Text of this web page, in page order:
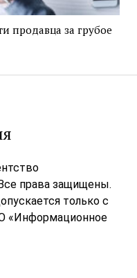
продавца за грубое
права защищены.
только с
«Информационное